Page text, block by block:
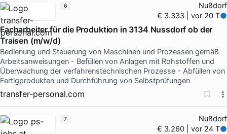
Nußdorf
€ 3.333 | vor 20 T
Facharbeiter für die Produktion in 3134 Nussdorf ob der
Traisen (m/w/d)
Bedienung und Steuerung von Maschinen und Prozessen gemäß
Arbeitsanweisungen - Befüllen von Anlagen mit Rohstoffen und
Überwachung der verfahrenstechnischen Prozesse - Abfüllen von
Fertigprodukten und Durchführung von Selbstprüfungen
transfer-personal.com
6
Nußdorf
€ 3.260 | vor 24 T
7